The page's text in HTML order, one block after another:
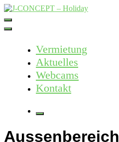
Skip
to
content
Vermietung
Aktuelles
Webcams
Kontakt
More
Aussenbereich